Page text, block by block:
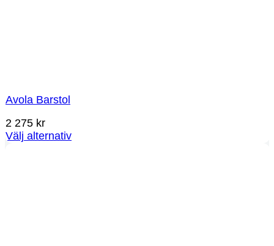
Avola Barstol
2 275 kr
Välj alternativ